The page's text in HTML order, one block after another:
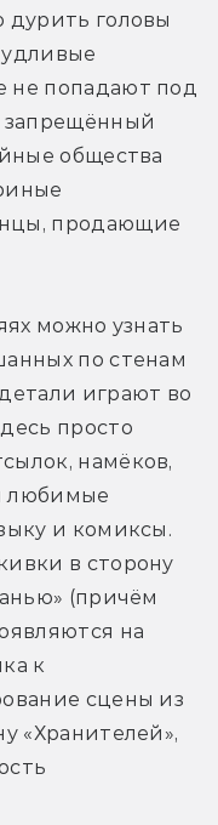
дурить головы
не попадают под
запрещённый
общества
продающие
можно узнать
по стенам
играют во
просто
намёков,
любимые
и комиксы.
в сторону
(причём
на
к
сцены из
«Хранителей»,